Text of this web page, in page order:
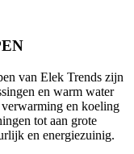
van Elek Trends zijn
en warm water
en koeling
tot aan grote
en energiezuinig.